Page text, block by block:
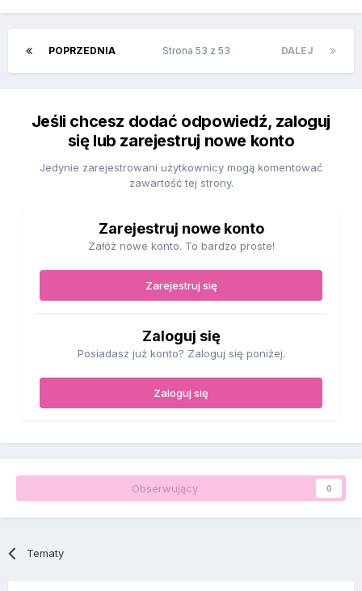
POPRZEDNIA DALEJ
Strona 53 z 53
Jeśli chcesz dodać odpowiedź, zaloguj
się lub zarejestruj nowe konto
Jedynie zarejestrowani użytkownicy mogą komentować
zawartość tej strony.
Zarejestruj nowe konto
Załóż nowe konto. To bardzo proste!
Zarejestruj się
Zaloguj się
Posiadasz już konto? Zaloguj się poniżej.
Zaloguj się
Obserwujący 0
Tematy